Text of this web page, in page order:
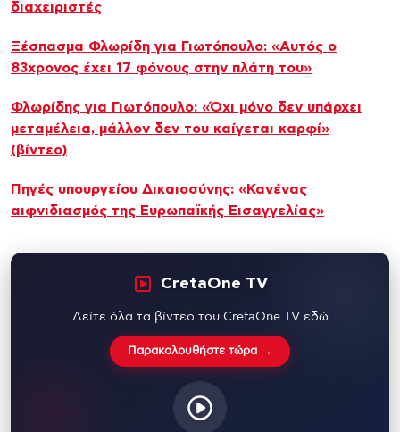
διαχειριστές
Ξέσπασμα Φλωρίδη για Γιωτόπουλο: «Αυτός ο
83χρονος έχει 17 φόνους στην πλάτη του»
Φλωρίδης για Γιωτόπουλο: «Όχι μόνο δεν υπάρχει
μεταμέλεια, μάλλον δεν του καίγεται καρφί»
(βίντεο)
Πηγές υπουργείου Δικαιοσύνης: «Κανένας
αιφνιδιασμός της Ευρωπαϊκής Εισαγγελίας»
CretaOne TV
Δείτε όλα τα βίντεο του CretaOne TV εδώ
Παρακολουθήστε τώρα →